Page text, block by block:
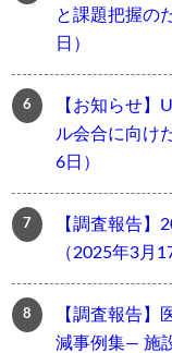
と課題把握の
日）
【お知らせ】
ル会合に向け
6日）
【調査報告】
（2025年3月
【調査報告】
減事例集― 施